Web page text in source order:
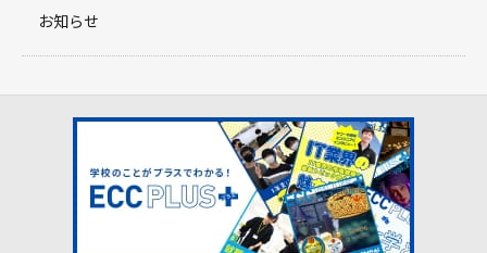
お知らせ